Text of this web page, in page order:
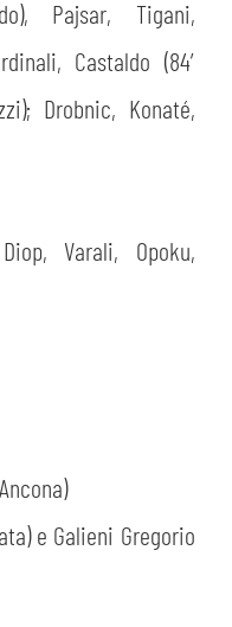
Pajsar, Tigani,
Castaldo (84′
Drobnic, Konaté,
Varali, Opoku,
e Galieni Gregorio